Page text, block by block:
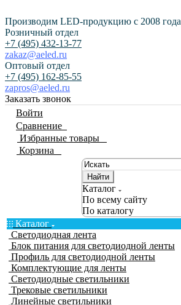
Производим LED-продукцию с 2008 года
Розничный отдел
+7 (495) 432-13-77
zakaz@aeled.ru
Оптовый отдел
+7 (495) 162-85-55
zapros@aeled.ru
Заказать звонок
Войти
Сравнение
Избранные товары
Корзина
Найти
Каталог
По всему сайту
По каталогу
Каталог
Светодиодная лента
Блок питания для светодиодной ленты
Профиль для светодиодной ленты
Комплектующие для ленты
Светодиодные светильники
Трековые светильники
Линейные светильники